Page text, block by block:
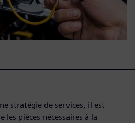
stratégie de services, il est
les pièces nécessaires à la